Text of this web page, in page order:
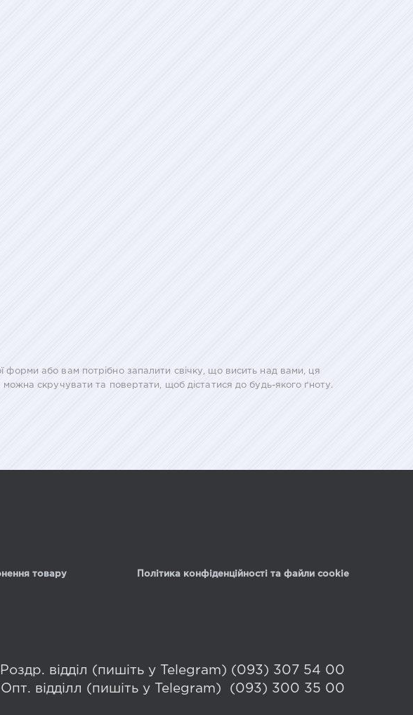
форми або вам потрібно запалити свічку, що висить над вами, ця
можна скручувати та повертати, щоб дістатися до будь-якого ґноту.
товару Політика конфіденційності та файли cookie
Роздр. відділ (пишіть у Telegram) (093) 307 54 00
Опт. відділл (пишіть у Telegram) (093) 300 35 00